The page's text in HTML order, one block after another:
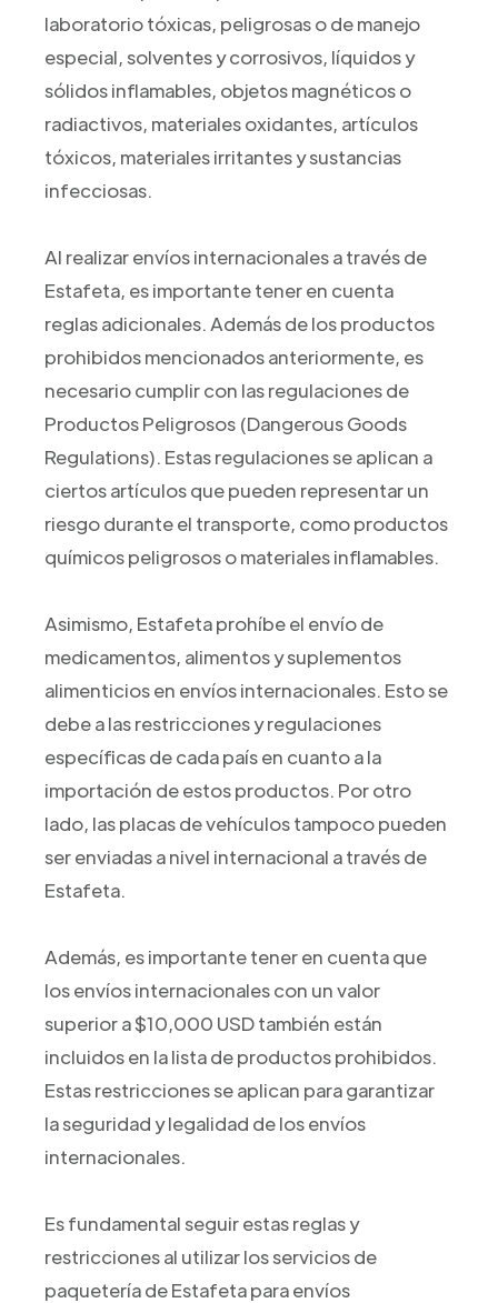
laboratorio tóxicas, peligrosas o de manejo
especial, solventes y corrosivos, líquidos y
sólidos inflamables, objetos magnéticos o
radiactivos, materiales oxidantes, artículos
tóxicos, materiales irritantes y sustancias
infecciosas.
Al realizar envíos internacionales a través de
Estafeta, es importante tener en cuenta
reglas adicionales. Además de los productos
prohibidos mencionados anteriormente, es
necesario cumplir con las regulaciones de
Productos Peligrosos (Dangerous Goods
Regulations). Estas regulaciones se aplican a
ciertos artículos que pueden representar un
riesgo durante el transporte, como productos
químicos peligrosos o materiales inflamables.
Asimismo, Estafeta prohíbe el envío de
medicamentos, alimentos y suplementos
alimenticios en envíos internacionales. Esto se
debe a las restricciones y regulaciones
específicas de cada país en cuanto a la
importación de estos productos. Por otro
lado, las placas de vehículos tampoco pueden
ser enviadas a nivel internacional a través de
Estafeta.
Además, es importante tener en cuenta que
los envíos internacionales con un valor
superior a $10,000 USD también están
incluidos en la lista de productos prohibidos.
Estas restricciones se aplican para garantizar
la seguridad y legalidad de los envíos
internacionales.
Es fundamental seguir estas reglas y
restricciones al utilizar los servicios de
paquetería de Estafeta para envíos